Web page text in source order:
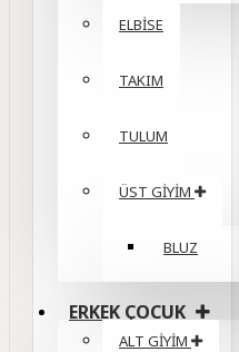
ELBİSE
TAKIM
TULUM
ÜST GİYİM
BLUZ
ERKEK ÇOCUK
ALT GİYİM